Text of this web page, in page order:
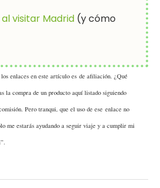
visitar Madrid (y cómo
enlaces en este artículo es de afiliación. ¿Qué
la compra de un producto aquí listado siguiendo
Pero tranqui, que el uso de ese enlace no
me estarás ayudando a seguir viaje y a cumplir mi